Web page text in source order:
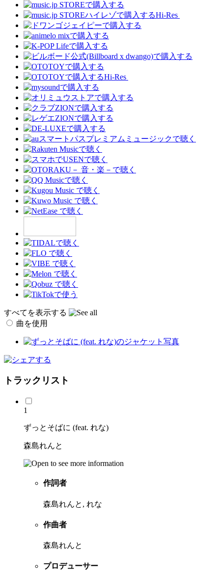
Hi-Res
Hi-Res
すべてを表示する
曲を使用
トラックリスト
1
ずっとそばに (feat. れな)
森島れんと
作詞者
森島れんと, れな
作曲者
森島れんと
プロデューサー